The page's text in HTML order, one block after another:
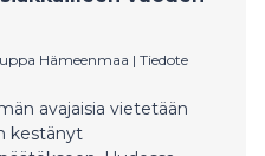
Hämeenmaa | Tiedote
avajaisia vietetään
kestänyt